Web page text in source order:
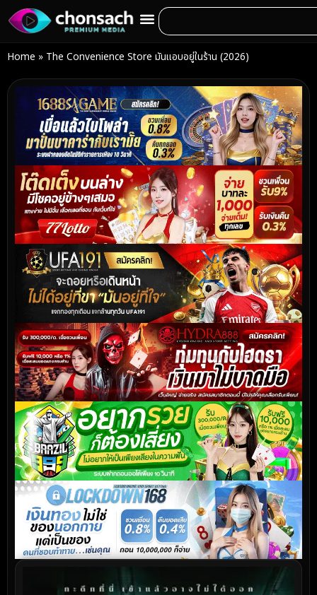
Home » The Convenience Store มันแอบอยู่ในร้าน (2026)